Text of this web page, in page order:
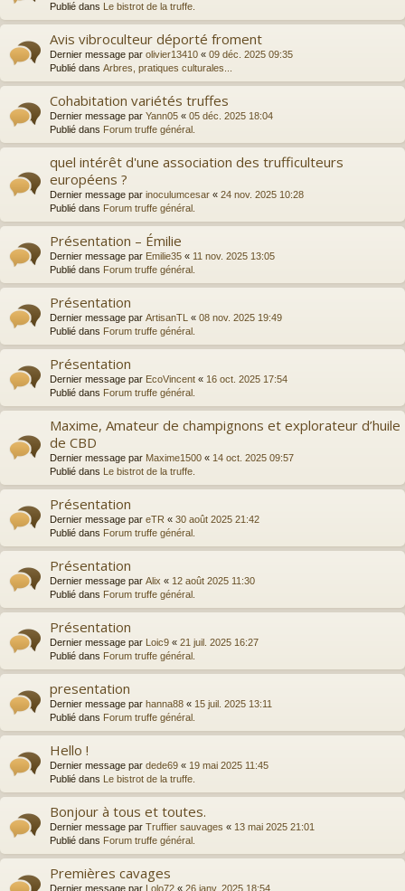
Publié dans
Le bistrot de la truffe.
Avis vibroculteur déporté froment
Dernier message par olivier13410 « 09 déc. 2025 09:35
Publié dans Arbres, pratiques culturales...
Cohabitation variétés truffes
Dernier message par Yann05 « 05 déc. 2025 18:04
Publié dans Forum truffe général.
quel intérêt d'une association des trufficulteurs
européens ?
Dernier message par inoculumcesar « 24 nov. 2025 10:28
Publié dans Forum truffe général.
Présentation – Émilie
Dernier message par Emilie35 « 11 nov. 2025 13:05
Publié dans Forum truffe général.
Présentation
Dernier message par ArtisanTL « 08 nov. 2025 19:49
Publié dans Forum truffe général.
Présentation
Dernier message par EcoVincent « 16 oct. 2025 17:54
Publié dans Forum truffe général.
Maxime, Amateur de champignons et explorateur d’huile
de CBD
Dernier message par Maxime1500 « 14 oct. 2025 09:57
Publié dans
Le bistrot de la truffe.
Présentation
Dernier message par eTR « 30 août 2025 21:42
Publié dans Forum truffe général.
Présentation
Dernier message par Alix « 12 août 2025 11:30
Publié dans Forum truffe général.
Présentation
Dernier message par Loic9 « 21 juil. 2025 16:27
Publié dans Forum truffe général.
presentation
Dernier message par hanna88 « 15 juil. 2025 13:11
Publié dans Forum truffe général.
Hello !
Dernier message par dede69 « 19 mai 2025 11:45
Publié dans
Le bistrot de la truffe.
Bonjour à tous et toutes.
Dernier message par Truffier sauvages « 13 mai 2025 21:01
Publié dans Forum truffe général.
Premières cavages
Dernier message par Lolo72 « 26 janv. 2025 18:54